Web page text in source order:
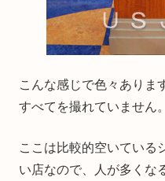
こんな感じで色々ありま
すべてを撮れていません。
ここは比較的空いている
い店なので、人が多くな